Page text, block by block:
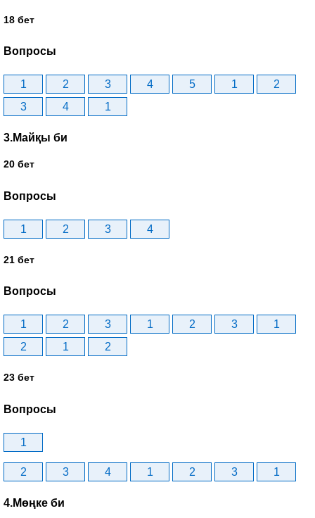
18 бет
Вопросы
1 2 3 4 5 1
2
3
4 1
3.Майқы би
20 бет
Вопросы
1 2 3 4
21 бет
Вопросы
1 2 3 1 2 3
1
2
1 2
23 бет
Вопросы
1
2 3 4 1 2 3 1
4.Мөңке би